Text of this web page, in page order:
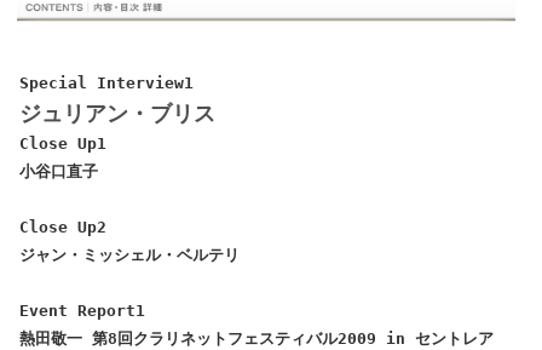
Special Interview1
ジュリアン・ブリス
Close Up1
小谷口直子
Close Up2
ジャン・ミッシェル・ベルテリ
Event Report1
熱田敬一 第8回クラリネットフェスティバル2009 in セントレア